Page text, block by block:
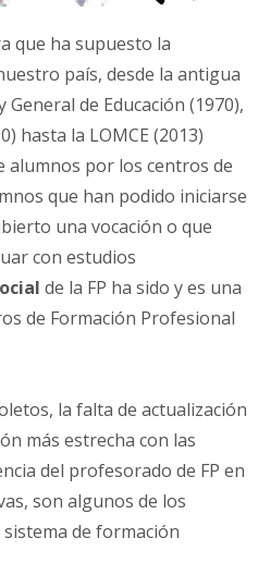
que ha supuesto la
país, desde la antigua
de Educación (1970),
hasta la LOMCE (2013)
alumnos por los centros de
que han podido iniciarse
una vocación o que
con estudios
de la FP ha sido y es una
de Formación Profesional
la falta de actualización
más estrecha con las
del profesorado de FP en
son algunos de los
de formación